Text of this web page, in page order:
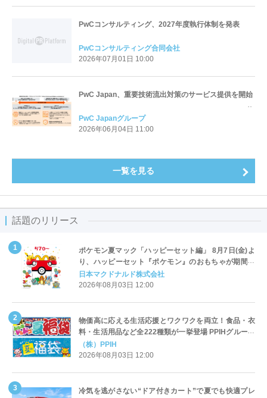
PwCコンサルティング、2027年度執行体制を発表
PwCコンサルティング合同会社
2026年07月01日 10:00
PwC Japan、重要技術流出対策のサービス提供を開始
PwC Japanグループ
2026年06月04日 11:00
一覧を見る
話題のリリース
ポケモン夏マック「ハッピーセット編」 8月7日(金)よ
り、ハッピーセット『ポケモン』のおもちゃが期間限
定登場
日本マクドナルド株式会社
2026年08月03日 12:00
物価高に応える生活応援とワクワクを両立！食品・衣
料・生活用品など全222種類が一挙登場 PPIHグループ
「夏福袋」＆セール 8月6日(木)より順次スタート
（株）PPIH
2026年08月03日 12:00
冷気を逃がさない“ドア付きカート”で夏でも快適プレ